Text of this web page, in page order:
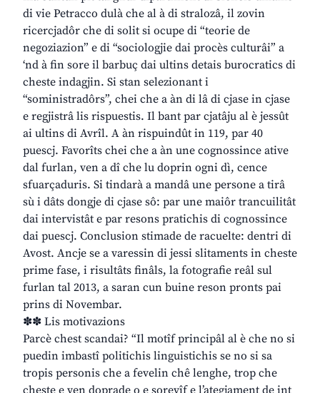
di vie Petracco dulà che al à di stralozâ, il zovin
ricercjadôr che di solit si ocupe di “teorie de
negoziazion” e di “sociologjie dai procès culturâi” a
‘nd à fin sore il barbuç dai ultins detais burocratics di
cheste indagjin. Si stan selezionant i
“soministradôrs”, chei che a àn di lâ di cjase in cjase
e regjistrâ lis rispuestis. Il bant par cjatâju al è jessût
ai ultins di Avrîl. A àn rispuindût in 119, par 40
puescj. Favorîts chei che a àn une cognossince ative
dal furlan, ven a dî che lu doprin ogni dì, cence
sfuarçaduris. Si tindarà a mandâ une persone a tirâ
sù i dâts dongje di cjase sô: par une maiôr trancuilitât
dai intervistât e par resons pratichis di cognossince
dai puescj. Conclusion stimade de racuelte: dentri di
Avost. Ancje se a varessin di jessi slitaments in cheste
prime fase, i risultâts finâls, la fotografie reâl sul
furlan tal 2013, a saran cun buine reson pronts pai
prins di Novembar.
✽✽ Lis motivazions
Parcè chest scandai? “Il motîf principâl al è che no si
puedin imbastî politichis linguistichis se no si sa
tropis personis che a fevelin chê lenghe, trop che